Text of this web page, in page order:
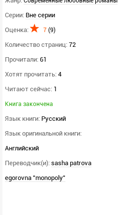
Серии: Вне серии
Оценка:
7 (9)
Количество страниц: 72
Прочитали: 61
Хотят прочитать: 4
Читают сейчас: 1
Книга закончена
Язык книги: Русский
Язык оригинальной книги:
Английский
Переводчик(и): sasha patrova
egorovna "monopoly"